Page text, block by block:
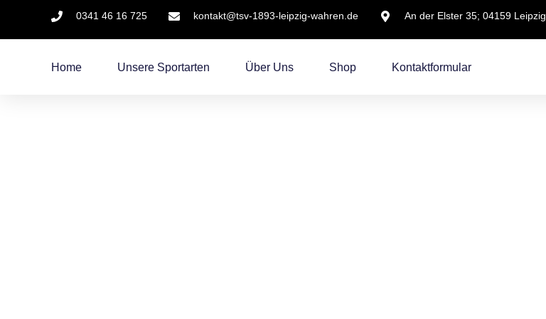
0341 46 16 725 kontakt@tsv-1893-leipzig-wahren.de An der Elster 35; 04159 Leipzig
Home Unsere Sportarten Über Uns Shop Kontaktformular